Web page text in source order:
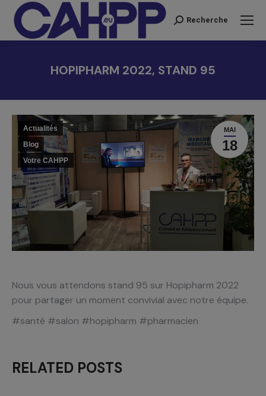
Recherche
Recherche
HOPIPHARM 2022, STAND 95
MAI
18
Actualités
Blog
Votre CAHPP
Nous vous attendons stand 95 sur Hopipharm 2022
pour partager un moment convivial avec notre équipe.
#santé #salon #hopipharm #pharmacien
RELATED POSTS